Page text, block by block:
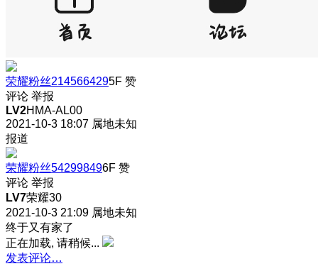
荣耀粉丝2145664295F 赞
评论 举报
LV2HMA-AL00
2021-10-3 18:07 属地未知
报道
荣耀粉丝542998496F 赞
评论 举报
LV7荣耀30
2021-10-3 21:09 属地未知
终于又有家了
正在加载, 请稍候...
发表评论…